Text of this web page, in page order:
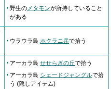
野生のメタモンが所持していること
がある
ウラウラ島 ホクラニ岳で拾う
アーカラ島 せせらぎの丘で拾う
アーカラ島 シェードジャングルで拾
う (隠しアイテム)